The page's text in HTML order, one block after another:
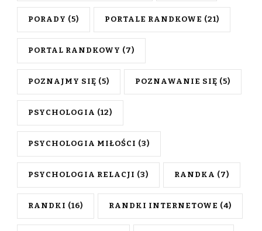
PORADY (5) PORTALE RANDKOWE (21)
PORTAL RANDKOWY (7)
POZNAJMY SIĘ (5) POZNAWANIE SIĘ (5)
PSYCHOLOGIA (12)
PSYCHOLOGIA MIŁOŚCI (3)
PSYCHOLOGIA RELACJI (3) RANDKA (7)
RANDKI (16) RANDKI INTERNETOWE (4)